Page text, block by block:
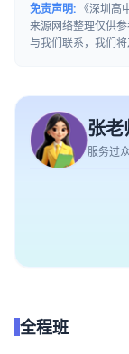
免责声明: 《深圳
来源网络整理仅供
与我们联系，我们
张老
服务过
全程班